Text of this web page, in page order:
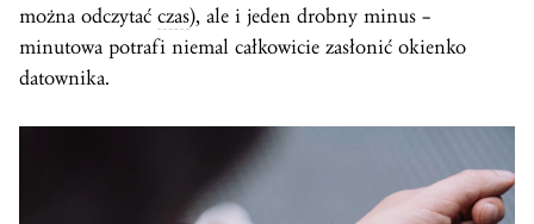
można odczytać czas), ale i jeden drobny minus –
minutowa potrafi niemal całkowicie zasłonić okienko
datownika.